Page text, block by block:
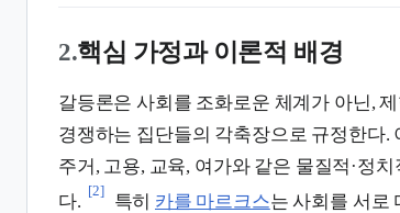
2.핵심 가정과 이론적 배경
갈등론은 사회를 조화로운 체계가 아닌,
경쟁하는 집단들의 각축장으로 규정한다.
주거, 고용, 교육, 여가와 같은 물질적·정
다.
[2]
특히 카를 마르크스는 사회를 서로